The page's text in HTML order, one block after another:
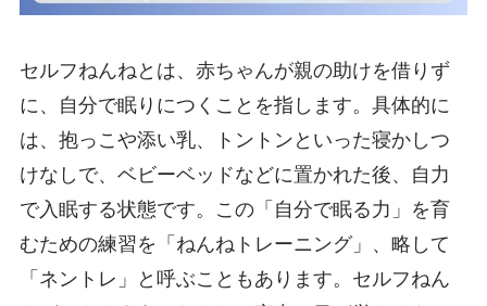
セルフねんねとは、赤ちゃんが親の助けを借りず
に、自分で眠りにつくことを指します。具体的に
は、抱っこや添い乳、トントンといった寝かしつ
けなしで、ベビーベッドなどに置かれた後、自力
で入眠する状態です。この「自分で眠る力」を育
むための練習を「ねんねトレーニング」、略して
「ネントレ」と呼ぶこともあります。セルフねん